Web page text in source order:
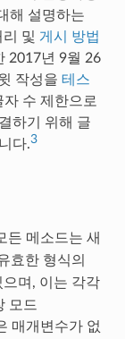
해 설명하는
및 게시 방법
2017년 9월 26
작성을 테스
수 제한으로
하기 위해 글
다.3
든 메소드는 새
효한 형식의
으며, 이는 각각
모드
매개변수가 없